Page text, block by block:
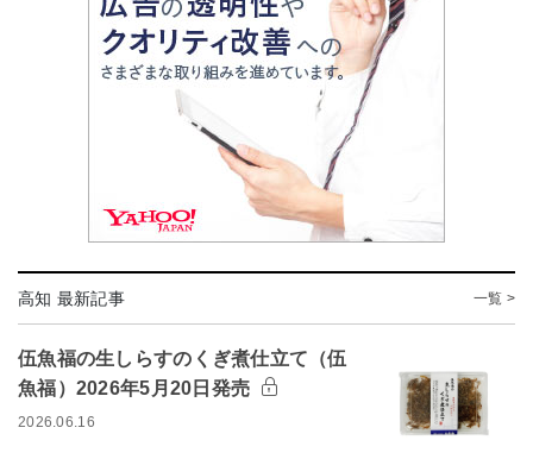
高知 最新記事 一覧 >
伍魚福の生しらすのくぎ煮仕立て（伍
魚福）2026年5月20日発売
2026.06.16